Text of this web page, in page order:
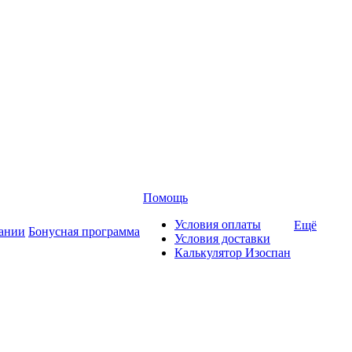
Бонусная программа
Помощь
Условия оплаты
Условия доставки
Калькулятор Изоспан
Ещё